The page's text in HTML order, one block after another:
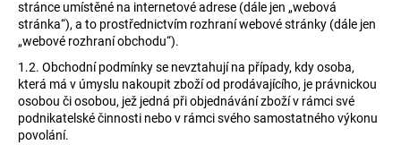
stránce umístěné na internetové adrese (dále jen „webová
stránka“), a to prostřednictvím rozhraní webové stránky (dále jen
„webové rozhraní obchodu“).
1.2. Obchodní podmínky se nevztahují na případy, kdy osoba,
která má v úmyslu nakoupit zboží od prodávajícího, je právnickou
osobou či osobou, jež jedná při objednávání zboží v rámci své
podnikatelské činnosti nebo v rámci svého samostatného výkonu
povolání.
í
t
?